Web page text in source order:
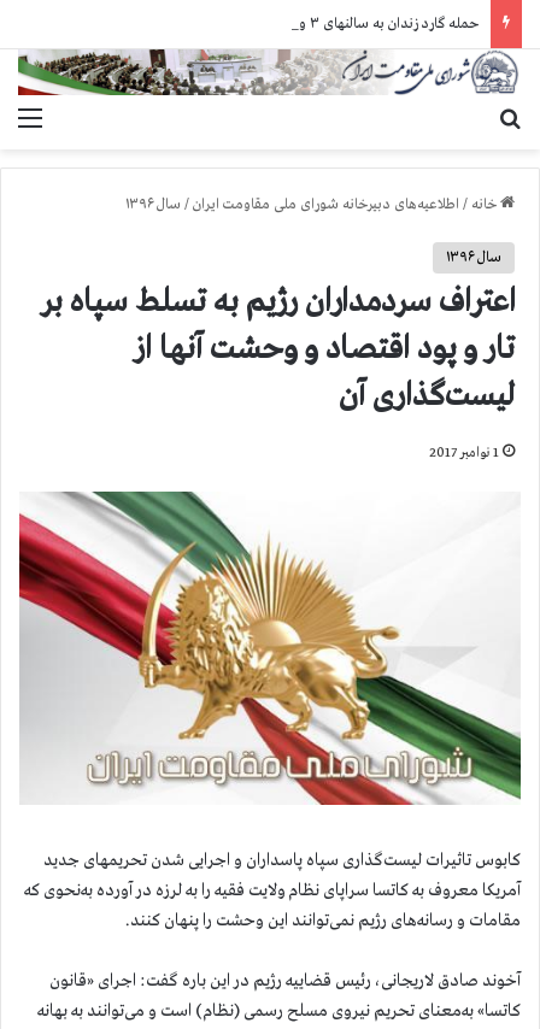
خانه / اطلاعیه‌های دبیرخانه شورای ملی مقاومت ایران/ سال ۱۳۹۶
سال ۱۳۹۶
اعتراف سردمداران رژیم به تسلط سپاه بر
تار و پود اقتصاد و وحشت آنها از
لیست‌گذاری آن
1 نوامبر 2017
کابوس تاثیرات لیست‌گذاری سپاه پاسداران و اجرایی شدن تحریمهای جدید
آمریکا معروف به کاتسا سراپای نظام ولایت فقیه را به لرزه در آورده به‌نحوی که
مقامات و رسانه‌های رژیم نمی‌توانند این وحشت را پنهان کنند.
آخوند صادق لاریجانی، رئیس قضاییه رژیم در این باره گفت: اجرای «قانون
کاتسا» به‌معنای تحریم نیروی مسلح رسمی (نظام) است و می‌توانند به بهانه